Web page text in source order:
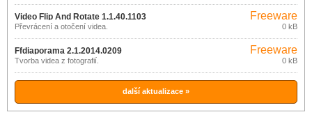
Video Flip And Rotate 1.1.40.1103
Převrácení a otočení videa.
Freeware
0 kB
Ffdiaporama 2.1.2014.0209
Tvorba videa z fotografií.
Freeware
0 kB
další aktualizace »